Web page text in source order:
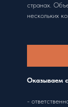
странах.
нескольких
Оказываем
-